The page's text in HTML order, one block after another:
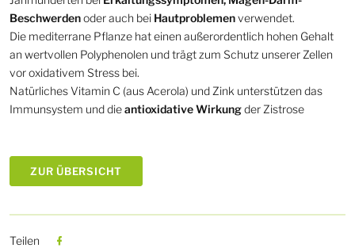
Beschwerdenoder auch bei Hautproblemenverwendet.
Die mediterrane Pflanze hat einen außerordentlich hohen Gehalt
an wertvollen Polyphenolen und trägt zum Schutz unserer Zellen
vor oxidativem Stress bei.
Natürliches Vitamin C (aus Acerola) und Zink unterstützen das
Immunsystem und dieantioxidative Wirkungder Zistrose
ZUR ÜBERSICHT
Teilen